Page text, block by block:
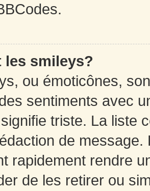
les smileys?
ou émoticônes,
sentiments avec
triste. La liste
de
rapidement rendre
de les retirer ou